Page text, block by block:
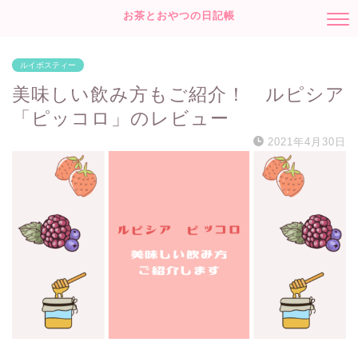
お茶とおやつの日記帳
ルイボスティー
美味しい飲み方もご紹介！ ルピシア
「ピッコロ」のレビュー
2021年4月30日